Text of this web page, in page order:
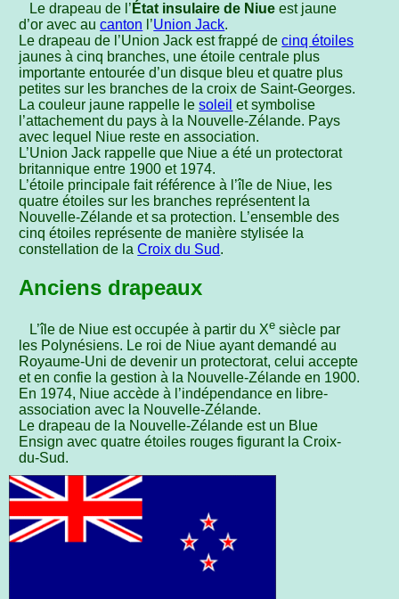
Le drapeau de l’ État insulaire de Niueest jaune
d’or avec aucanton l’Union Jack.
Le drapeau de l’Union Jack est frappé decinq étoiles
jaunes à cinq branches, une étoile centrale plus
importante entourée d’un disque bleu et quatre plus
petites sur les branches de la croix de Saint-Georges.
La couleur jaune rappelle lesoleil et symbolise
l’attachement du pays à la Nouvelle-Zélande. Pays
avec lequel Niue reste en association.
L’Union Jack rappelle que Niue a été un protectorat
britannique entre 1900 et 1974.
L’étoile principale fait référence à l’île de Niue, les
quatre étoiles sur les branches représentent la
Nouvelle-Zélande et sa protection. L’ensemble des
cinq étoiles représente de manière stylisée la
constellation de laCroix du Sud.
Anciens drapeaux
L’île de Niue est occupée à partir du Xesiècle par
les Polynésiens. Le roi de Niue ayant demandé au
Royaume-Uni de devenir un protectorat, celui accepte
et en confie la gestion à la Nouvelle-Zélande en 1900.
En 1974, Niue accède à l’indépendance en libre-
association avec la Nouvelle-Zélande.
Le drapeau de la Nouvelle-Zélande est un Blue
Ensign avec quatre étoiles rouges figurant la Croix-
du-Sud.